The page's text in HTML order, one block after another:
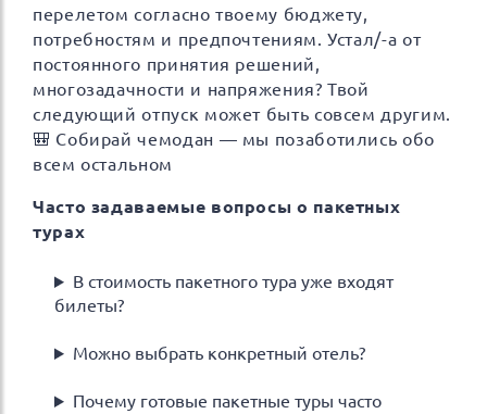
перелетом согласно твоему бюджету,
потребностям и предпочтениям. Устал/-а от
постоянного принятия решений,
многозадачности и напряжения? Твой
следующий отпуск может быть совсем другим.
🎒 Собирай чемодан — мы позаботились обо
всем остальном
Часто задаваемые вопросы о пакетных
турах
В стоимость пакетного тура уже входят
билеты?
Можно выбрать конкретный отель?
Почему готовые пакетные туры часто